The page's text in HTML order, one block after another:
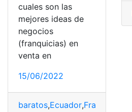
cuales son las
mejores ideas de
negocios
(franquicias) en
venta en
15/06/2022
baratos,Ecuador,Franquicias